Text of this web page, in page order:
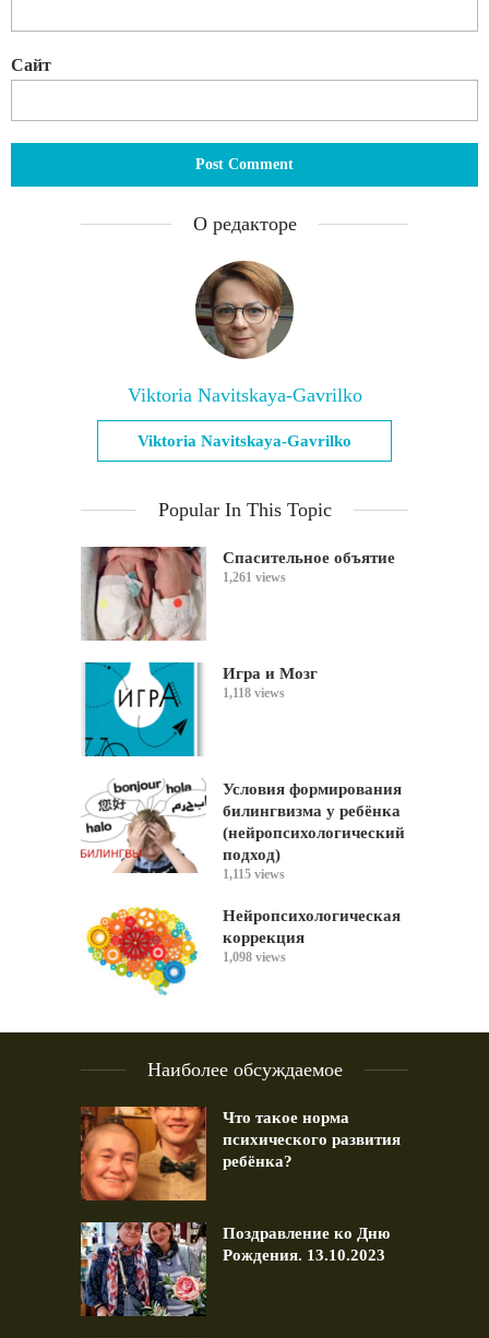
Сайт
О редакторе
Viktoria Navitskaya-Gavrilko
Viktoria Navitskaya-Gavrilko
Popular In This Topic
Спасительное объятие
1,261 views
Игра и Мозг
1,118 views
Условия формирования
билингвизма у ребёнка
(нейропсихологический
подход)
1,115 views
Нейропсихологическая
коррекция
1,098 views
Наиболее обсуждаемое
Что такое норма
психического развития
ребёнка?
Поздравление ко Дню
Рождения. 13.10.2023